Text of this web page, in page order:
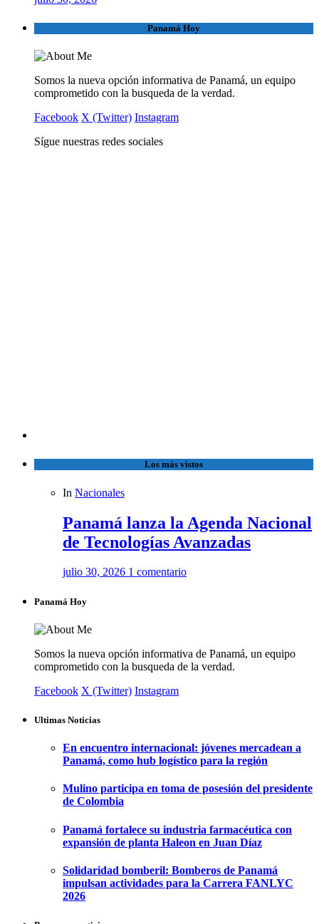
Panamá Hoy
Somos la nueva opción informativa de Panamá, un equipo
comprometido con la busqueda de la verdad.
Facebook X (Twitter) Instagram
Sígue nuestras redes sociales
Los más vistos
In Nacionales
Panamá lanza la Agenda Nacional
de Tecnologías Avanzadas
julio 30, 2026 1 comentario
Panamá Hoy
Somos la nueva opción informativa de Panamá, un equipo
comprometido con la busqueda de la verdad.
Facebook X (Twitter) Instagram
Ultimas Noticias
En encuentro internacional: jóvenes mercadean a
Panamá, como hub logístico para la región
Mulino participa en toma de posesión del presidente
de Colombia
Panamá fortalece su industria farmacéutica con
expansión de planta Haleon en Juan Díaz
Solidaridad bomberil: Bomberos de Panamá
impulsan actividades para la Carrera FANLYC
2026